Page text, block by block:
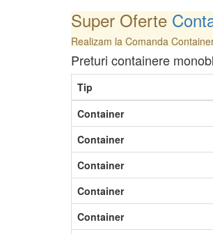
Super Oferte
Realizam la Comanda
Preturi containere
Tip
Container
Container
Container
Container
Container